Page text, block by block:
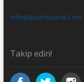
info@gazetesanal.com
Takip edin!